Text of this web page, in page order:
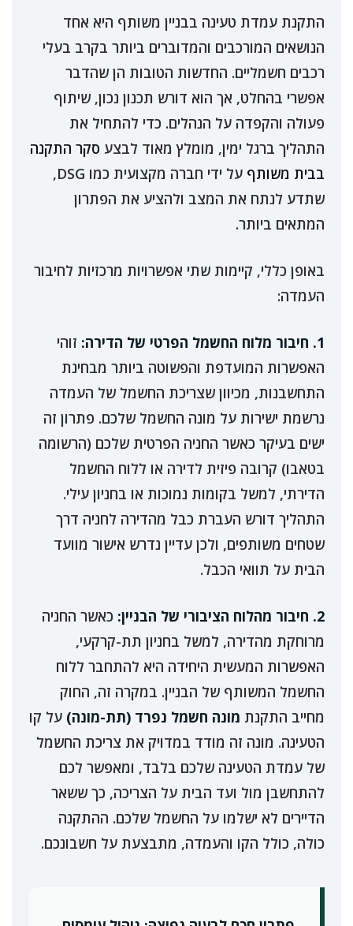
התקנת עמדת טעינה בבניין משותף היא אחד
הנושאים המורכבים והמדוברים ביותר בקרב בעלי
רכבים חשמליים. החדשות הטובות הן שהדבר
אפשרי בהחלט, אך הוא דורש תכנון נכון, שיתוף
פעולה והקפדה על הנהלים. כדי להתחיל את
התהליך ברגל ימין, מומלץ מאוד לבצע סקר התקנה
בבית משותף
על ידי חברה מקצועית כמו DSG,
שתדע לנתח את המצב ולהציע את הפתרון
המתאים ביותר.
באופן כללי, קיימות שתי אפשרויות מרכזיות לחיבור
העמדה:
1. חיבור מלוח החשמל הפרטי של הדירה:
זוהי
האפשרות המועדפת והפשוטה ביותר מבחינת
התחשבנות, מכיוון שצריכת החשמל של העמדה
נרשמת ישירות על מונה החשמל שלכם. פתרון זה
ישים בעיקר כאשר החניה הפרטית שלכם (הרשומה
בטאבו) קרובה פיזית לדירה או ללוח החשמל
הדירתי, למשל בקומות נמוכות או בחניון עילי.
התהליך דורש העברת כבל מהדירה לחניה דרך
שטחים משותפים, ולכן עדיין נדרש אישור מוועד
הבית על תוואי הכבל.
2. חיבור מהלוח הציבורי של הבניין:
כאשר החניה
מרוחקת מהדירה, למשל בחניון תת-קרקעי,
האפשרות המעשית היחידה היא להתחבר ללוח
החשמל המשותף של הבניין. במקרה זה, החוק
מחייב התקנת מונה חשמל נפרד (תת-מונה) על קו
הטעינה. מונה זה מודד במדויק את צריכת החשמל
של עמדת הטעינה שלכם בלבד, ומאפשר לכם
להתחשבן מול ועד הבית על הצריכה, כך ששאר
הדיירים לא ישלמו על החשמל שלכם. ההתקנה
כולה, כולל הקו והעמדה, מתבצעת על חשבונכם.